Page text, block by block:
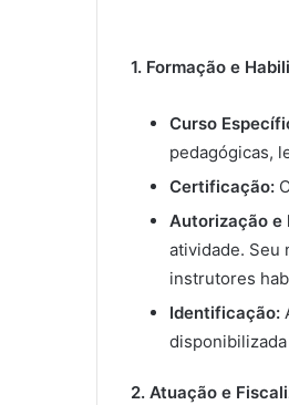
1. Formação e
Curso
pedagógicas,
Certificação:
Autorização e
atividade. Seu
instrutores
Identificação:
2. Atuação e